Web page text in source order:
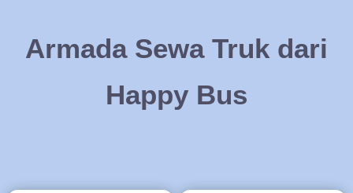
Armada Sewa Truk dari
Happy Bus